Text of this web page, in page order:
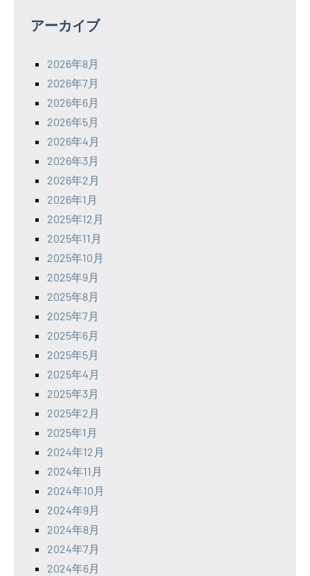
アーカイブ
2026年8月
2026年7月
2026年6月
2026年5月
2026年4月
2026年3月
2026年2月
2026年1月
2025年12月
2025年11月
2025年10月
2025年9月
2025年8月
2025年7月
2025年6月
2025年5月
2025年4月
2025年3月
2025年2月
2025年1月
2024年12月
2024年11月
2024年10月
2024年9月
2024年8月
2024年7月
2024年6月